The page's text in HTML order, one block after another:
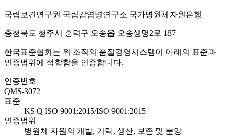
국립보건연구원 국립감염병연구소 국가병원체자원은행
충청북도 청주시 흥덕구 오송읍 오송생명2로 187
한국표준협회는 위 조직의 품질경영시스템이 아래의 표준과
인증범위에 적합함을 인증합니다.
인증번호
QMS-3072
표준
KS Q ISO 9001:2015/ISO 9001:2015
인증범위
병원체 자원의 개발, 기탁, 생산, 보존 및 분양